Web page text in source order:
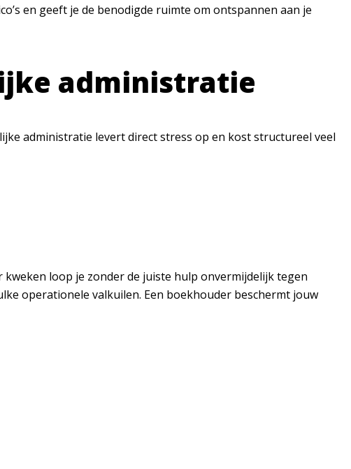
en geeft je de benodigde ruimte om ontspannen aan je
administratie
administratie levert direct stress op en kost structureel veel
loop je zonder de juiste hulp onvermijdelijk tegen
operationele valkuilen. Een boekhouder beschermt jouw